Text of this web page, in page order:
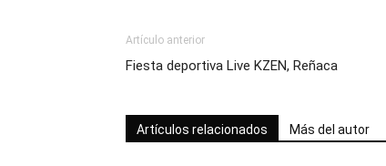
Artículo anterior
Fiesta deportiva Live KZEN, Reñaca
Artículos relacionados Más del autor